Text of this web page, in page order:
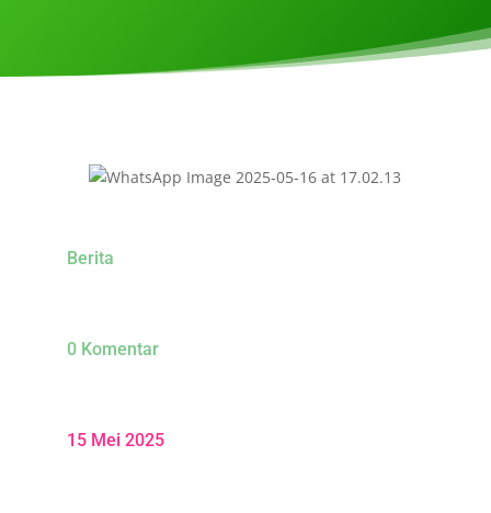
Berita
0 Komentar
15 Mei 2025